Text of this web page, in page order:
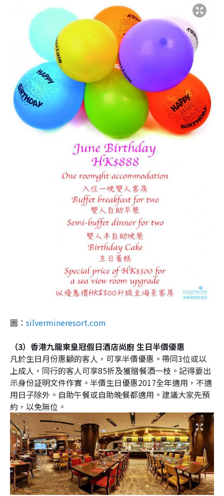
圖： silvermineresort.com
（3）香港九龍東皇冠假日酒店尚廚 生日半價優惠
凡於生日月份惠顧的客人，可享半價優惠。帶同3位或以
上成人，同行的客人可享85折及獲贈餐酒一枝。記得要出
示身份証明文件作實。半價生日優惠2017全年適用，不適
用日子除外。自助午餐或自助晚餐都適用。建議大家先預
約，以免無位。